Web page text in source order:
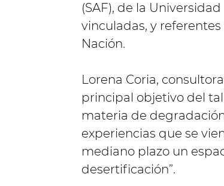
(SAF), de la
vinculadas, y
Nación.
Lorena Coria,
principal objetivo del
materia de
experiencias que se
mediano plazo un
desertificación”.